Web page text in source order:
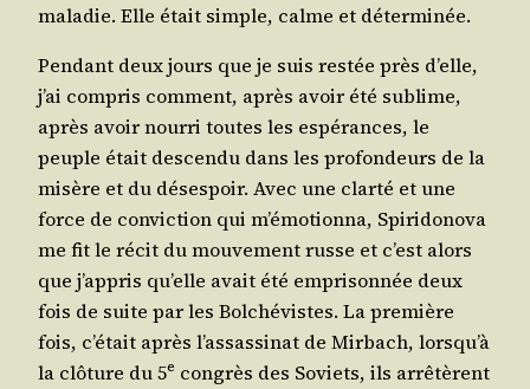
mala­die. Elle était simple, calme et déterminée.
Pen­dant deux jours que je suis res­tée près d’elle,
j’ai com­pris com­ment, après avoir été sublime,
après avoir nour­ri toutes les espé­rances, le
peuple était des­cen­du dans les pro­fon­deurs de la
misère et du déses­poir. Avec une clar­té et une
force de convic­tion qui m’émotionna, Spi­ri­do­no­va
me fit le récit du mou­ve­ment russe et c’est alors
que j’appris qu’elle avait été empri­son­née deux
fois de suite par les Bol­ché­vistes. La pre­mière
fois, c’était après l’assassinat de Mir­bach, lorsqu’à
la clô­ture du 5e congrès des Soviets, ils arrê­tèrent